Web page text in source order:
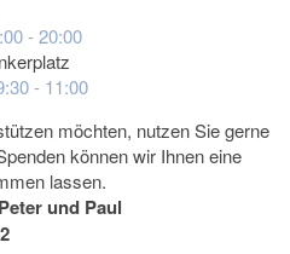
-20:00
- 11:00
möchten, nutzen Sie gerne
können wir Ihnen eine
lassen.
und Paul